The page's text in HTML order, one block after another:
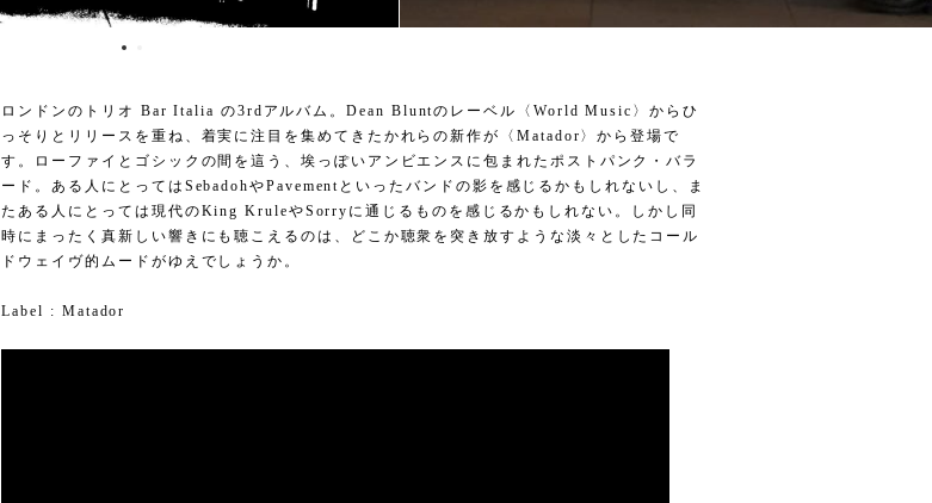
ロンドンのトリオ Bar Italia の3rdアルバム。Dean Bluntのレーベル〈World Music〉からひ
っそりとリリースを重ね、着実に注目を集めてきたかれらの新作が〈Matador〉から登場で
す。ローファイとゴシックの間を這う、埃っぽいアンビエンスに包まれたポストパンク・バラ
ード。ある人にとってはSebadohやPavementといったバンドの影を感じるかもしれないし、ま
たある人にとっては現代のKing KruleやSorryに通じるものを感じるかもしれない。しかし同
時にまったく真新しい響きにも聴こえるのは、どこか聴衆を突き放すような淡々としたコール
ドウェイヴ的ムードがゆえでしょうか。
Label : Matador